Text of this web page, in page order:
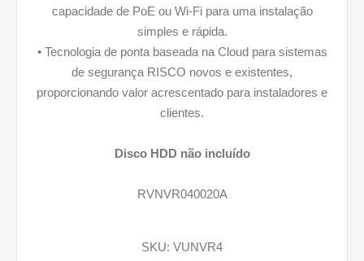
capacidade de PoE ou Wi-Fi para uma instalação
simples e rápida.
• Tecnologia de ponta baseada na Cloud para sistemas
de segurança RISCO novos e existentes,
proporcionando valor acrescentado para instaladores e
clientes.
Disco HDD não incluído
RVNVR040020A
SKU: VUNVR4